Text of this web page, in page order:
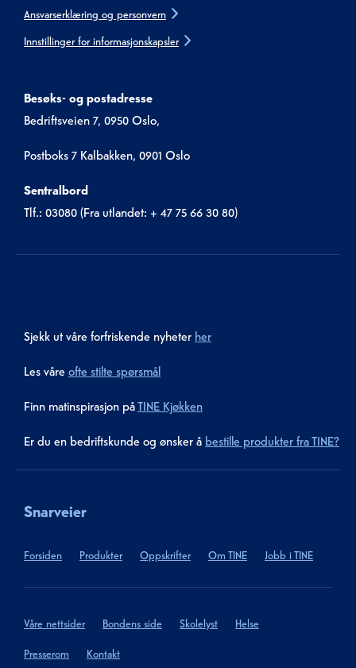
Ansvarserklæring og personvern
Innstillinger for informasjonskapsler
Besøks- og postadresse
Bedriftsveien 7, 0950 Oslo,
Postboks 7 Kalbakken, 0901 Oslo
Sentralbord
Tlf.: 03080 (Fra utlandet: + 47 75 66 30 80)
Sjekk ut våre forfriskende nyheter her
Les våre ofte stilte spørsmål
Finn matinspirasjon påTINE Kjøkken
Er du en bedriftskunde og ønsker å bestille produkter fra TINE?
Snarveier
Forsiden Produkter Oppskrifter Om TINE Jobb i TINE
Våre nettsider Bondens side Skolelyst Helse
Presserom Kontakt